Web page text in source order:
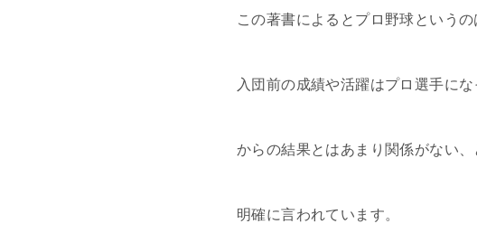
この著書によるとプロ野球というの
入団前の成績や活躍はプロ選手にな
からの結果とはあまり関係がない、
明確に言われています。